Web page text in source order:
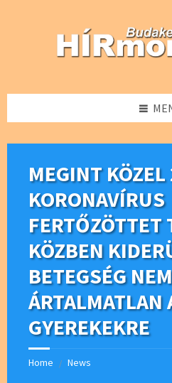
MEGINT
KORONAVÍRUS
FERTŐZÖTTET
KÖZBEN
BETEGSÉG
ÁRTALMATLAN
GYEREKEKRE
Home / News